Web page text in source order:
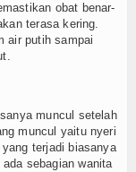
obat benar-
terasa kering.
air putih sampai
muncul setelah
muncul yaitu nyeri
terjadi biasanya
sebagian wanita